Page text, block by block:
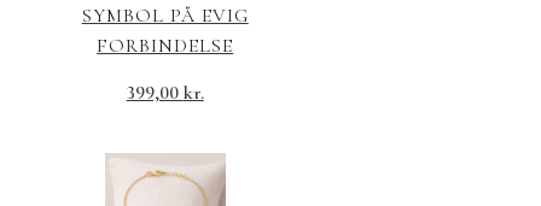
SYMBOL PÅ EVIG
FORBINDELSE
399,00 kr.